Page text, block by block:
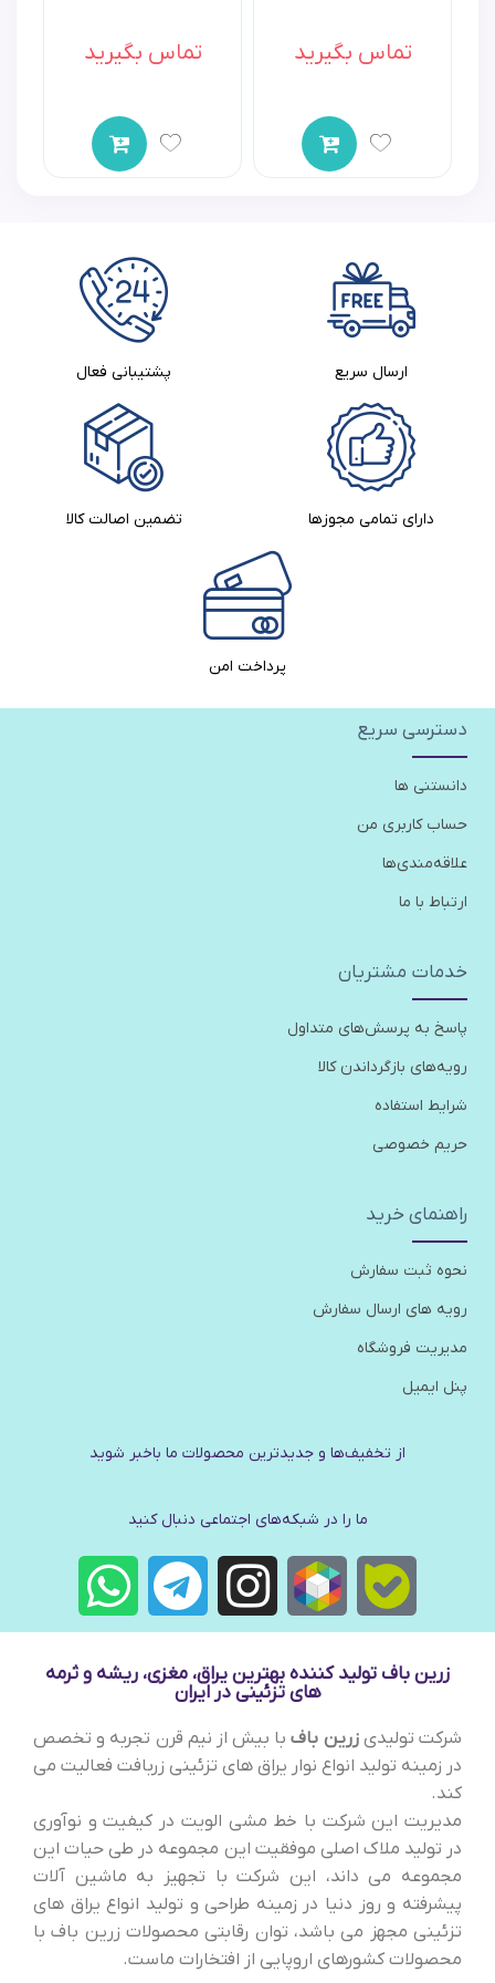
برای ثبت نقد و بررسیوارد حساب کاربری خود شوید.
تماس بگیرید تماس بگیرید
ارسال سریع پشتیبانی فعال
دارای تمامی مجوزها تضمین اصالت کالا​
پرداخت امن
دسترسی سریع
دانستنی ها
حساب کاربری من
علاقه‌مندی‌ها
ارتباط با ما
خدمات مشتریان
پاسخ به پرسش‌های متداول
رویه‌های بازگرداندن کالا
شرایط استفاده
حریم خصوصی
راهنمای خرید
نحوه ثبت سفارش
رویه های ارسال سفارش
مدیریت فروشگاه
پنل ایمیل
از تخفیف‌ها و جدیدترین‌ محصولات ما باخبر شوید
ما را در شبکه‌های اجتماعی دنبال کنید
زرین باف تولید کننده بهترین یراق، مغزی، ریشه و ثرمه
های تزئینی در ایران
شرکت تولیدیزرین بافبا بیش از نیم قرن تجربه و تخصص
در زمینه تولید انواع نوار یراق های تزئینی زربافت فعالیت می
کند.
مدیریت این شرکت با خط مشی الویت در کیفیت و نوآوری
در تولید ملاک اصلی موفقیت این مجموعه در طی حیات این
مجموعه می داند، این شرکت با تجهیز به ماشین آلات
پیشرفته و روز دنیا در زمینه طراحی و تولید انواع یراق های
تزئینی مجهز می باشد، توان رقابتی محصولات زرین باف با
محصولات کشورهای اروپایی از افتخارات ماست.